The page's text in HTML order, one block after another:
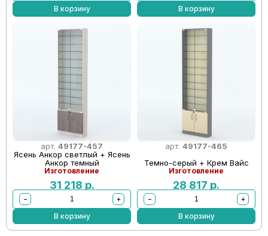
В корзину
В корзину
арт. 49177-457
Ясень Анкор светлый + Ясень
Анкор темный
Изготовление
31 218 р.
−
+
В корзину
арт. 49177-465
Темно-серый + Крем Вайс
Изготовление
28 817 р.
−
+
В корзину